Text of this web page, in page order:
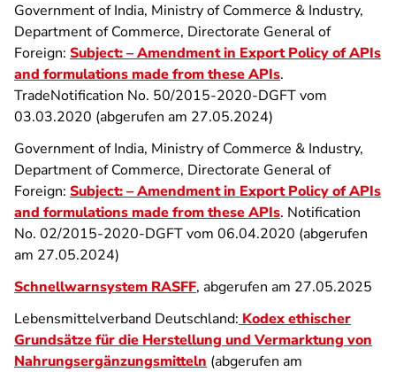
Government of India, Ministry of Commerce & Industry,
Department of Commerce, Directorate General of
Foreign: Subject: – Amendment in Export Policy of APIs
and formulations made from these APIs.
TradeNotification No. 50/2015-2020-DGFT vom
03.03.2020 (abgerufen am 27.05.2024)
Government of India, Ministry of Commerce & Industry,
Department of Commerce, Directorate General of
Foreign: Subject: – Amendment in Export Policy of APIs
and formulations made from these APIs. Notification
No. 02/2015-2020-DGFT vom 06.04.2020 (abgerufen
am 27.05.2024)
Schnellwarnsystem RASFF, abgerufen am 27.05.2025
Lebensmittelverband Deutschland: Kodex ethischer
Grundsätze für die Herstellung und Vermarktung von
Nahrungsergänzungsmitteln (abgerufen am